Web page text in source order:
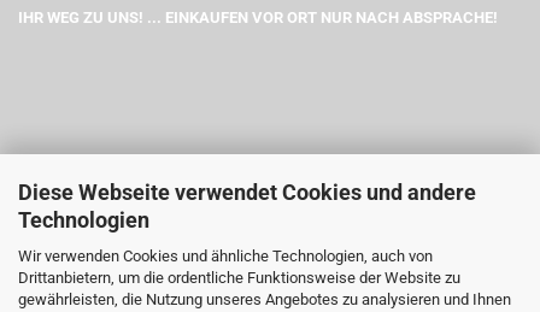
Diese Webseite verwendet Cookies und andere
Technologien
Wir verwenden Cookies und ähnliche Technologien, auch von
Drittanbietern, um die ordentliche Funktionsweise der Website zu
gewährleisten, die Nutzung unseres Angebotes zu analysieren und Ihnen
IHR WEG ZU UNS! ... EINKAUFEN VOR ORT NUR NACH ABSPRACHE!